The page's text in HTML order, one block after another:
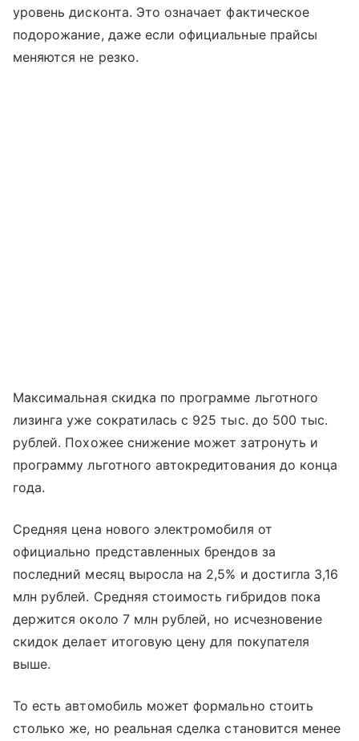
уровень дисконта. Это означает фактическое
подорожание, даже если официальные прайсы
меняются не резко.
Максимальная скидка по программе льготного
лизинга уже сократилась с 925 тыс. до 500 тыс.
рублей. Похожее снижение может затронуть и
программу льготного автокредитования до конца
года.
Средняя цена нового электромобиля от
официально представленных брендов за
последний месяц выросла на 2,5% и достигла 3,16
млн рублей. Средняя стоимость гибридов пока
держится около 7 млн рублей, но исчезновение
скидок делает итоговую цену для покупателя
выше.
То есть автомобиль может формально стоить
столько же, но реальная сделка становится менее